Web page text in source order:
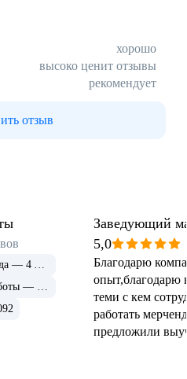
и развитие в компании
до работы
с первого дня
заработная плата
премии
доплата к отпускам
хорошо
высоко ценит отзывы
рекомендует
отзыв
Своевременная оплата труда — 4 429
Удобное расположение работы — 3 610
Заведующий
5,0
Благодарю
опыт,благодарю
теми с кем
работать
предложили